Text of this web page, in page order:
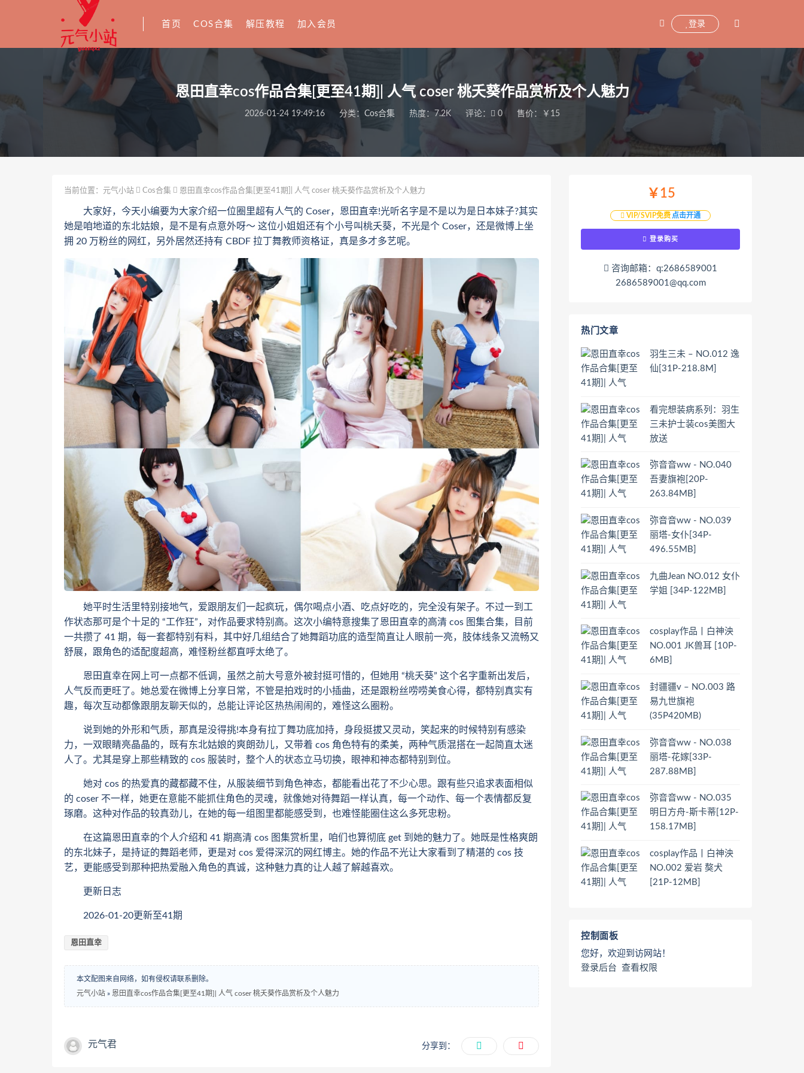
首页 COS合集 解压教程 加入会员 登录
恩田直幸cos作品合集[更至41期]| 人气 coser 桃夭葵作品赏析及个人魅力
2026-01-24 19:49:16 分类： Cos合集 热度：7.2K 评论： 0 售价：￥15
当前位置： 元气小站 Cos合集 恩田直幸cos作品合集[更至41期]| 人气 coser 桃夭葵作品赏析及个人魅力
大家好，今天小编要为大家介绍一位圈里超有人气的 Coser，恩田直幸!光听名字是不是以为是日本妹子?其实
她是咱地道的东北姑娘，是不是有点意外呀～ 这位小姐姐还有个小号叫桃夭葵，不光是个 Coser，还是微博上坐
拥 20 万粉丝的网红，另外居然还持有 CBDF 拉丁舞教师资格证，真是多才多艺呢。
她平时生活里特别接地气，爱跟朋友们一起疯玩，偶尔喝点小酒、吃点好吃的，完全没有架子。不过一到工
作状态那可是个十足的 “工作狂”，对作品要求特别高。这次小编特意搜集了恩田直幸的高清 cos 图集合集，目前
一共攒了 41 期，每一套都特别有料，其中好几组结合了她舞蹈功底的造型简直让人眼前一亮，肢体线条又流畅又
舒展，跟角色的适配度超高，难怪粉丝都直呼太绝了。
恩田直幸在网上可一点都不低调，虽然之前大号意外被封挺可惜的，但她用 “桃夭葵” 这个名字重新出发后，
人气反而更旺了。她总爱在微博上分享日常，不管是拍戏时的小插曲，还是跟粉丝唠唠美食心得，都特别真实有
趣，每次互动都像跟朋友聊天似的，总能让评论区热热闹闹的，难怪这么圈粉。
说到她的外形和气质，那真是没得挑!本身有拉丁舞功底加持，身段挺拔又灵动，笑起来的时候特别有感染
力，一双眼睛亮晶晶的，既有东北姑娘的爽朗劲儿，又带着 cos 角色特有的柔美，两种气质混搭在一起简直太迷
人了。尤其是穿上那些精致的 cos 服装时，整个人的状态立马切换，眼神和神态都特别到位。
她对 cos 的热爱真的藏都藏不住，从服装细节到角色神态，都能看出花了不少心思。跟有些只追求表面相似
的 coser 不一样，她更在意能不能抓住角色的灵魂，就像她对待舞蹈一样认真，每一个动作、每一个表情都反复
琢磨。这种对作品的较真劲儿，在她的每一组图里都能感受到，也难怪能圈住这么多死忠粉。
在这篇恩田直幸的个人介绍和 41 期高清 cos 图集赏析里，咱们也算彻底 get 到她的魅力了。她既是性格爽朗
的东北妹子，是持证的舞蹈老师，更是对 cos 爱得深沉的网红博主。她的作品不光让大家看到了精湛的 cos 技
艺，更能感受到那种把热爱融入角色的真诚，这种魅力真的让人越了解越喜欢。
更新日志
2026-01-20更新至41期
恩田直幸
本文配图来自网络，如有侵权请联系删除。
元气小站 » 恩田直幸cos作品合集[更至41期]| 人气 coser 桃夭葵作品赏析及个人魅力
元气君 分享到：
￥15
VIP/SVIP免费 点击开通
登录购买
咨询邮箱：q:2686589001
2686589001@qq.com
热门文章
羽生三未 – NO.012 逸
仙[31P-218.8M]
看完想装病系列：羽生
三未护士装cos美图大
放送
弥音音ww - NO.040
吾妻旗袍[20P-
263.84MB]
弥音音ww - NO.039
丽塔-女仆[34P-
496.55MB]
九曲Jean NO.012 女仆
学姐 [34P-122MB]
cosplay作品丨白神泱
NO.001 JK兽耳 [10P-
6MB]
封疆疆v – NO.003 路
易九世旗袍
(35P420MB)
弥音音ww - NO.038
丽塔-花嫁[33P-
287.88MB]
弥音音ww - NO.035
明日方舟-斯卡蒂[12P-
158.17MB]
cosplay作品丨白神泱
NO.002 爱岩 獒犬
[21P-12MB]
控制面板
您好，欢迎到访网站！
登录后台 查看权限